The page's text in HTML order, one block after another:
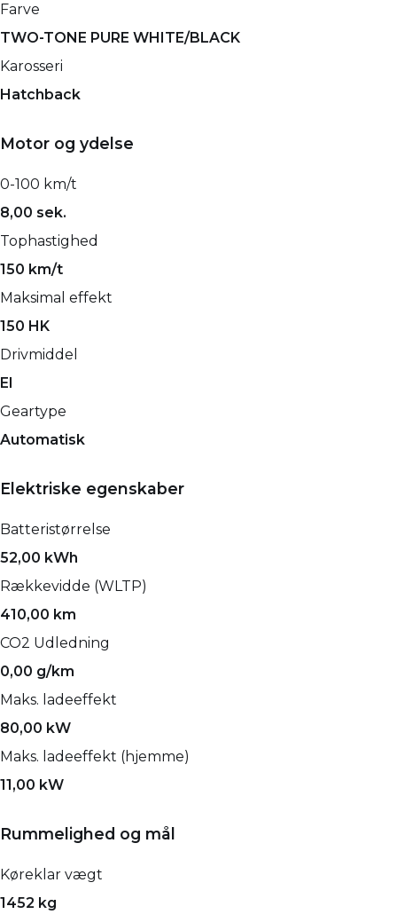
Farve
TWO-TONE PURE WHITE/BLACK
Karosseri
Hatchback
Motor og ydelse
0-100 km/t
8,00 sek.
Tophastighed
150 km/t
Maksimal effekt
150 HK
Drivmiddel
El
Geartype
Automatisk
Elektriske egenskaber
Batteristørrelse
52,00 kWh
Rækkevidde (WLTP)
410,00 km
CO2 Udledning
0,00 g/km
Maks. ladeeffekt
80,00 kW
Maks. ladeeffekt (hjemme)
11,00 kW
Rummelighed og mål
Køreklar vægt
1452 kg